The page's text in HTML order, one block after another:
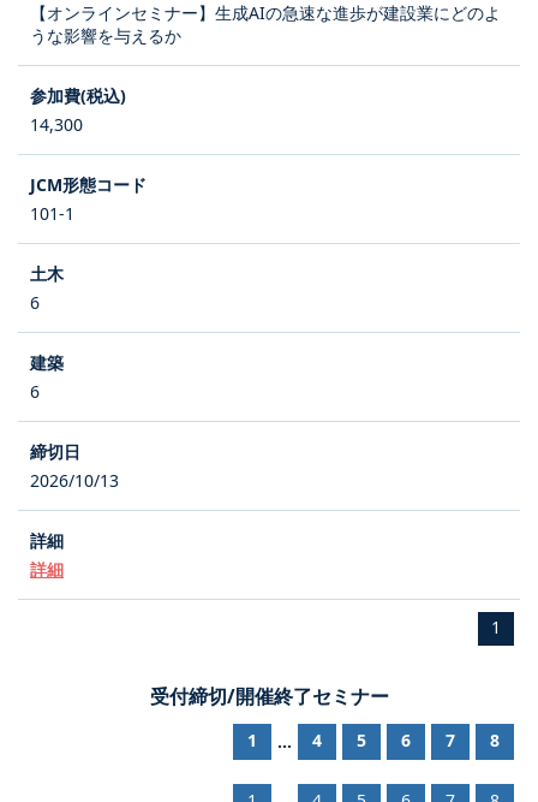
【オンラインセミナー】生成AIの急速な進歩が建設業にどのよ
うな影響を与えるか
14,300
101-1
6
6
2026/10/13
詳細
1
受付締切/開催終了セミナー
1 ... 4 5 6 7 8